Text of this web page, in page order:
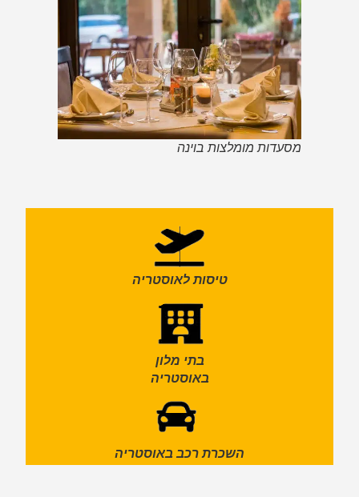
מסעדות מומלצות בוינה
טיסות לאוסטריה
בתי מלון
באוסטריה
השכרת רכב באוסטריה